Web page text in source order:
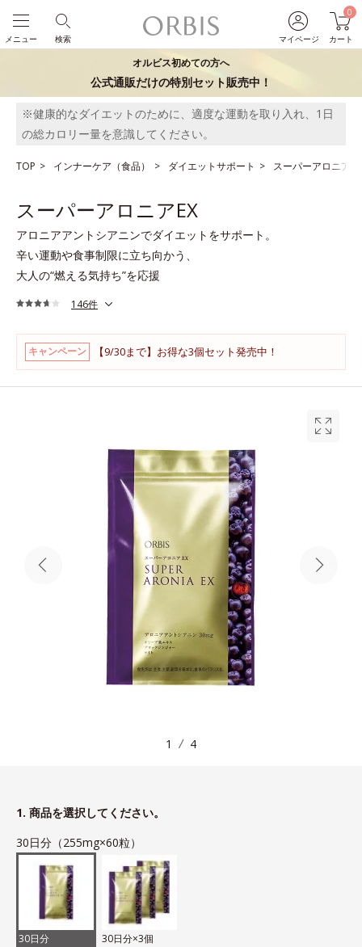
マイページ
0
カート
検索
メニュー
オルビス初めての方へ
公式通販だけの特別セット販売中！
※健康的なダイエットのために、適度な運動を取り入れ、1日
の総カロリー量を意識してください。
TOP インナーケア（食品） ダイエットサポート スーパーアロニアEX
スーパーアロニアEX
アロニアアントシアニンでダイエットをサポート。
辛い運動や食事制限に立ち向かう、
大人の“燃える気持ち”を応援
146件
キャンペーン 【9/30まで】お得な3個セット発売中！
1 4
1. 商品を選択してください。
30日分（255mg×60粒）
30日分
30日分×3個